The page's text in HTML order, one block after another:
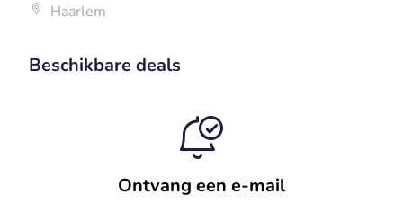
Haarlem
Beschikbare deals
Ontvang een e-mail